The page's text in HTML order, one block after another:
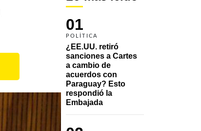
01
POLÍTICA
¿EE.UU. retiró
sanciones a Cartes
a cambio de
acuerdos con
Paraguay? Esto
respondió la
Embajada